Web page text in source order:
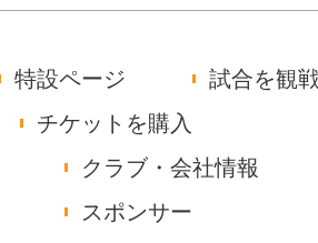
特設ページ
試合を観
チケットを購入
クラブ・会社情報
スポンサー